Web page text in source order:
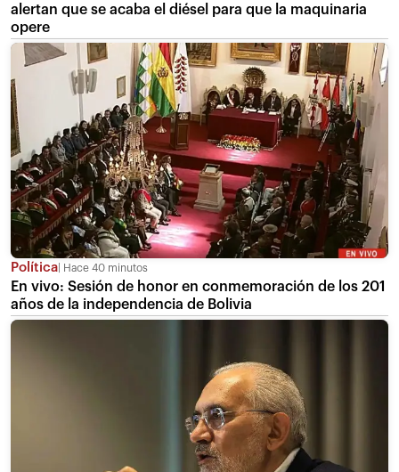
alertan que se acaba el diésel para que la maquinaria
opere
Política Hace 40 minutos
En vivo: Sesión de honor en conmemoración de los 201
años de la independencia de Bolivia